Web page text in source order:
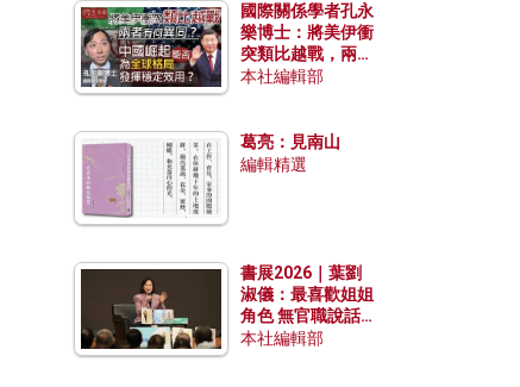
國際關係學者孔永
樂博士：將美伊衝
突類比越戰，兩者
有何異同？中國崛
本社編輯部
葛亮：見南山
編輯精選
書展2026｜葉劉
淑儀：最喜歡姐姐
角色 無官職說話
包袱少
本社編輯部